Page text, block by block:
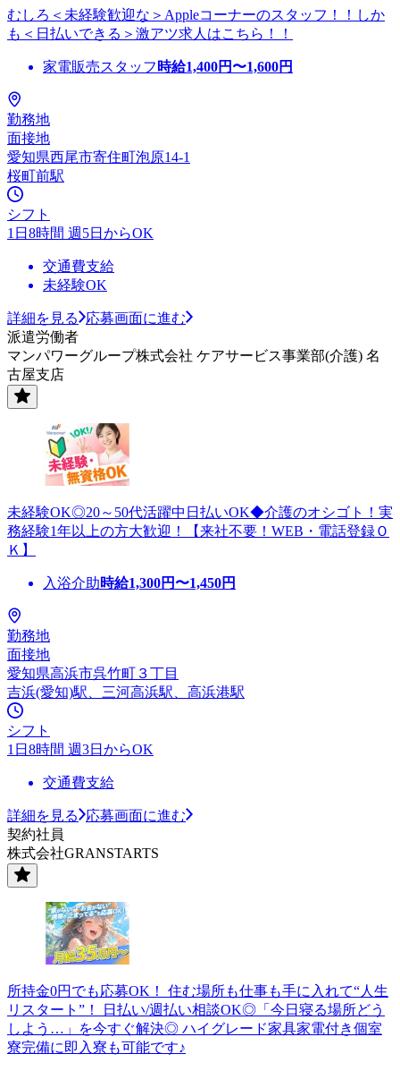
むしろ＜未経験歓迎な＞Appleコーナーのスタッフ！！しか
も＜日払いできる＞激アツ求人はこちら！！
家電販売スタッフ 時給1,400円〜1,600円
勤務地
面接地
愛知県西尾市寄住町泡原14-1
桜町前駅
シフト
1日8時間 週5日からOK
交通費支給
未経験OK
詳細を見る
応募画面に進む
派遣労働者
マンパワーグループ株式会社 ケアサービス事業部(介護) 名
古屋支店
未経験OK◎20～50代活躍中日払いOK◆介護のオシゴト！実
務経験1年以上の方大歓迎！【来社不要！WEB・電話登録Ｏ
Ｋ】
入浴介助時給1,300円〜1,450円
勤務地
面接地
愛知県高浜市呉竹町３丁目
吉浜(愛知)駅、三河高浜駅、高浜港駅
シフト
1日8時間 週3日からOK
交通費支給
詳細を見る
応募画面に進む
契約社員
株式会社GRANSTARTS
所持金0円でも応募OK！ 住む場所も仕事も手に入れて“人生
リスタート”！ 日払い/週払い相談OK◎「今日寝る場所どう
しよう…」を今すぐ解決◎ ハイグレード家具家電付き個室
寮完備に即入寮も可能です♪